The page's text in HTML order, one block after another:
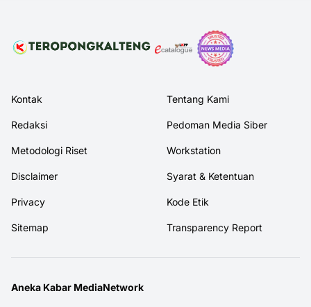
Kontak Tentang Kami
Redaksi Pedoman Media Siber
Metodologi Riset Workstation
Disclaimer Syarat & Ketentuan
Privacy Kode Etik
Sitemap Transparency Report
Aneka Kabar MediaNetwork